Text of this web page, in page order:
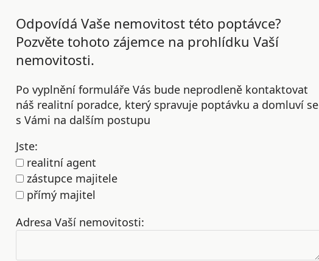
Odpovídá Vaše nemovitost této poptávce?
Pozvěte tohoto zájemce na prohlídku Vaší
nemovitosti.
Po vyplnění formuláře Vás bude neprodleně kontaktovat
náš realitní poradce, který spravuje poptávku a domluví se
s Vámi na dalším postupu
Jste:
realitní agent
zástupce majitele
přímý majitel
Adresa Vaší nemovitosti: